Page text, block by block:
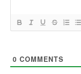
0 COMMENTS